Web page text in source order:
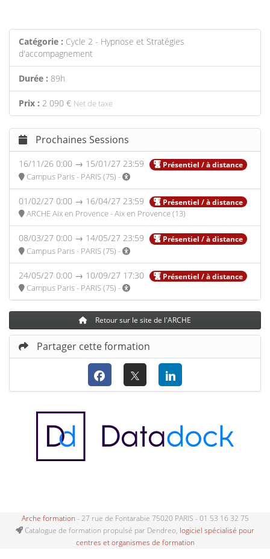
Catégorie : Cycle 2 - Hypnose et Stratégies
d'accompagnement
Durée : 89h
Prix : 2 090 € Net de taxe
Prochaines Sessions
16/11/26 0:00 → 15/01/27 23:59 Présentiel / à distance
Campus Paris - PARIS (75) -
01/02/27 0:00 → 16/04/27 23:59 Présentiel / à distance
ARCHE Aix en Provence - Aix en Provence (13)
08/03/27 0:00 → 14/05/27 23:59 Présentiel / à distance
Campus Paris - PARIS (75) -
24/05/27 0:00 → 10/09/27 17:30 Présentiel / à distance
Campus Paris - PARIS (75) -
Retour sur le site de l'ARCHE
Partager cette formation
Arche formation - 27 rue de Fontarabie 75020 PARIS - 01 53 16 32 75
Catalogue de formation propulsé par Dendreo, logiciel spécialisé pour
centres et organismes de formation